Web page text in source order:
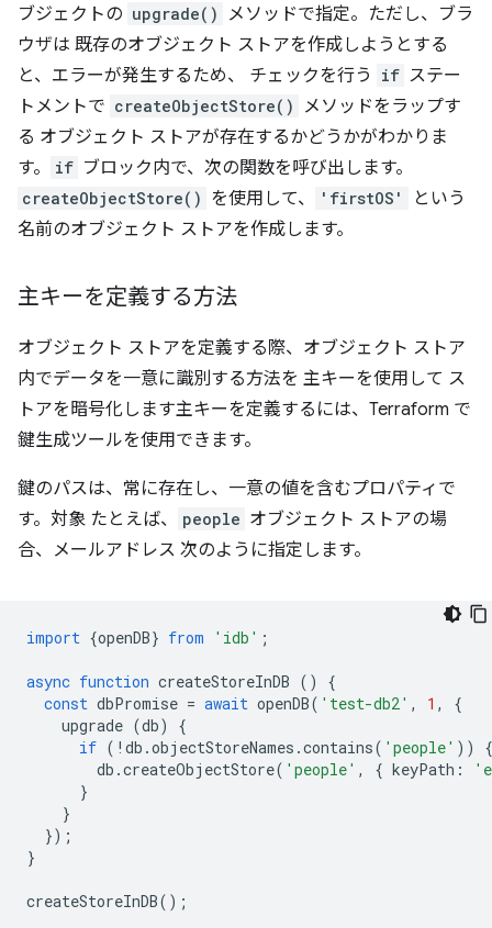
ブジェクトの upgrade()
メソッドで指定。ただし、ブラ
ウザは 既存のオブジェクト ストアを作成しようとする
と、エラーが発生するため、 チェックを行う
if ステー
トメントで createObjectStore()
メソッドをラップす
る オブジェクト ストアが存在するかどうかがわかりま
す。
if ブロック内で、次の関数を呼び出します。
createObjectStore() を使用して、 'firstOS'
という
名前のオブジェクト ストアを作成します。
主キーを定義する方法
オブジェクト ストアを定義する際、オブジェクト ストア
内でデータを一意に識別する方法を 主キーを使用して ス
トアを暗号化します主キーを定義するには、Terraform で
鍵生成ツールを使用できます。
鍵のパスは、常に存在し、一意の値を含むプロパティで
す。対象 たとえば、
people オブジェクト ストアの場
合、メールアドレス 次のように指定します。
import {openDB} from 'idb' ;
async function createStoreInDB ()
{
const dbPromise = await openDB( 'test-db2' , 1 ,
{
upgrade (db)
{
if ( ! db .objectStoreNames .contains( 'people' ))
{
db .createObjectStore( 'people' , { keyPath :
}
}
});
}
createStoreInDB();